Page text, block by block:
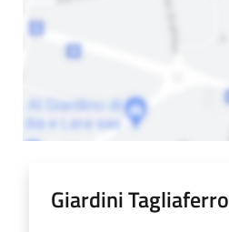
Giardini Tagliaferro